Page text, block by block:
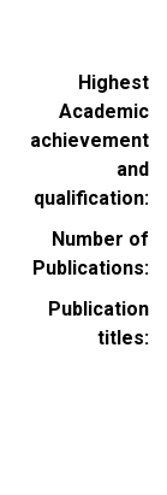
Highest
Academic
achievement
and
qualification
Number of
Publications
Publication
titles